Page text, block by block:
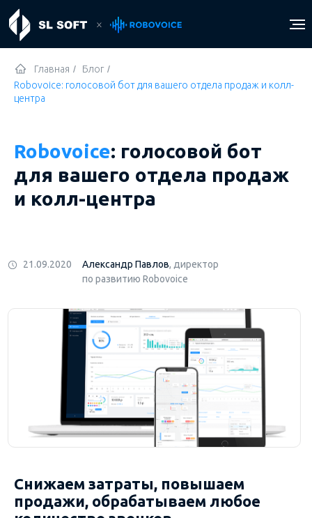
Главная / Блог /
Robovoice: голосовой бот для вашего отдела продаж и колл-
центра
Robovoice: голосовой бот
для вашего отдела продаж
и колл-центра
Александр Павлов, директор
по развитию Robovoice
21.09.2020
Снижаем затраты, повышаем
продажи, обрабатываем любое